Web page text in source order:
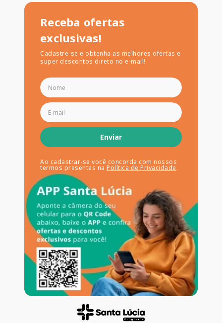
Receba ofertas
exclusivas!
Cadastre-se e obtenha as melhores ofertas e
super descontos direto no e-mail!
Enviar
Ao cadastrar-se você concorda com nossos
termos presentes na Política de Privacidade.